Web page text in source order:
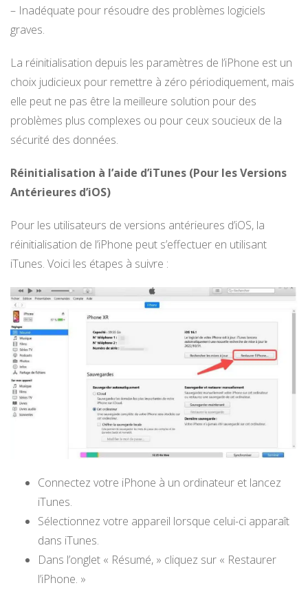
– Inadéquate pour résoudre des problèmes logiciels
graves.
La réinitialisation depuis les paramètres de l’iPhone est un
choix judicieux pour remettre à zéro périodiquement, mais
elle peut ne pas être la meilleure solution pour des
problèmes plus complexes ou pour ceux soucieux de la
sécurité des données.
Réinitialisation à l’aide d’iTunes (Pour les Versions
Antérieures d’iOS)
Pour les utilisateurs de versions antérieures d’iOS, la
réinitialisation de l’iPhone peut s’effectuer en utilisant
iTunes. Voici les étapes à suivre :
Connectez votre iPhone à un ordinateur et lancez
iTunes.
Sélectionnez votre appareil lorsque celui-ci apparaît
dans iTunes.
Dans l’onglet « Résumé, » cliquez sur « Restaurer
l’iPhone. »